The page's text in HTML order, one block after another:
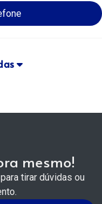
mesmo!
tirar dúvidas ou